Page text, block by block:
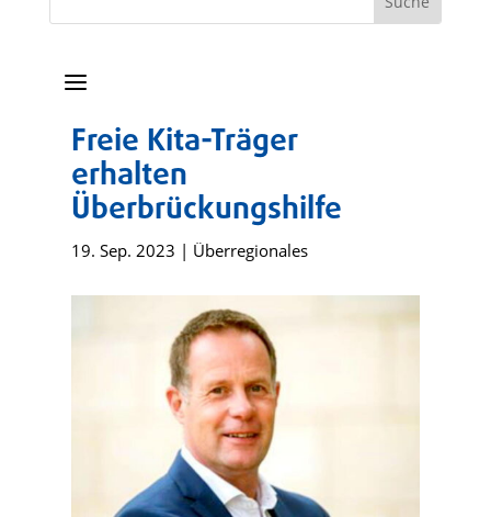
a
Freie Kita-Träger
erhalten
Überbrückungshilfe
19. Sep. 2023 | Überregionales